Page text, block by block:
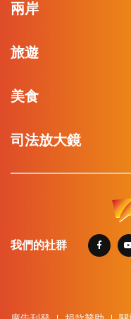
兩岸
旅遊
美食
司法放大鏡
我們的社群